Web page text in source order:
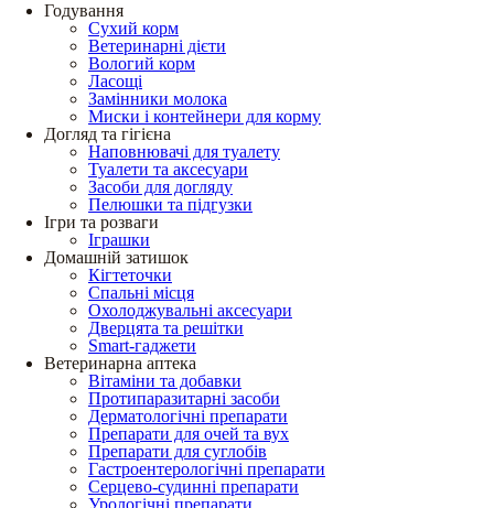
Годування
Сухий корм
Ветеринарні дієти
Вологий корм
Ласощі
Замінники молока
Миски і контейнери для корму
Догляд та гігієна
Наповнювачі для туалету
Туалети та аксесуари
Засоби для догляду
Пелюшки та підгузки
Ігри та розваги
Іграшки
Домашній затишок
Кігтеточки
Спальні місця
Охолоджувальні аксесуари
Дверцята та решітки
Smart-гаджети
Ветеринарна аптека
Вітаміни та добавки
Протипаразитарні засоби
Дерматологічні препарати
Препарати для очей та вух
Препарати для суглобів
Гастроентерологічні препарати
Серцево-судинні препарати
Урологічні препарати